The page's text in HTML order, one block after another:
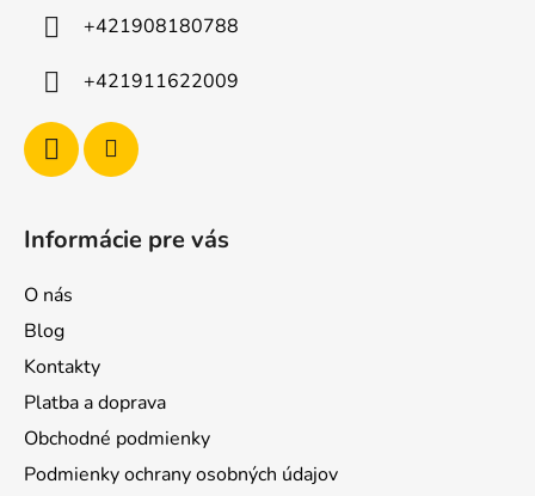
+421908180788
+421911622009
Informácie pre vás
O nás
Blog
Kontakty
Platba a doprava
Obchodné podmienky
Podmienky ochrany osobných údajov